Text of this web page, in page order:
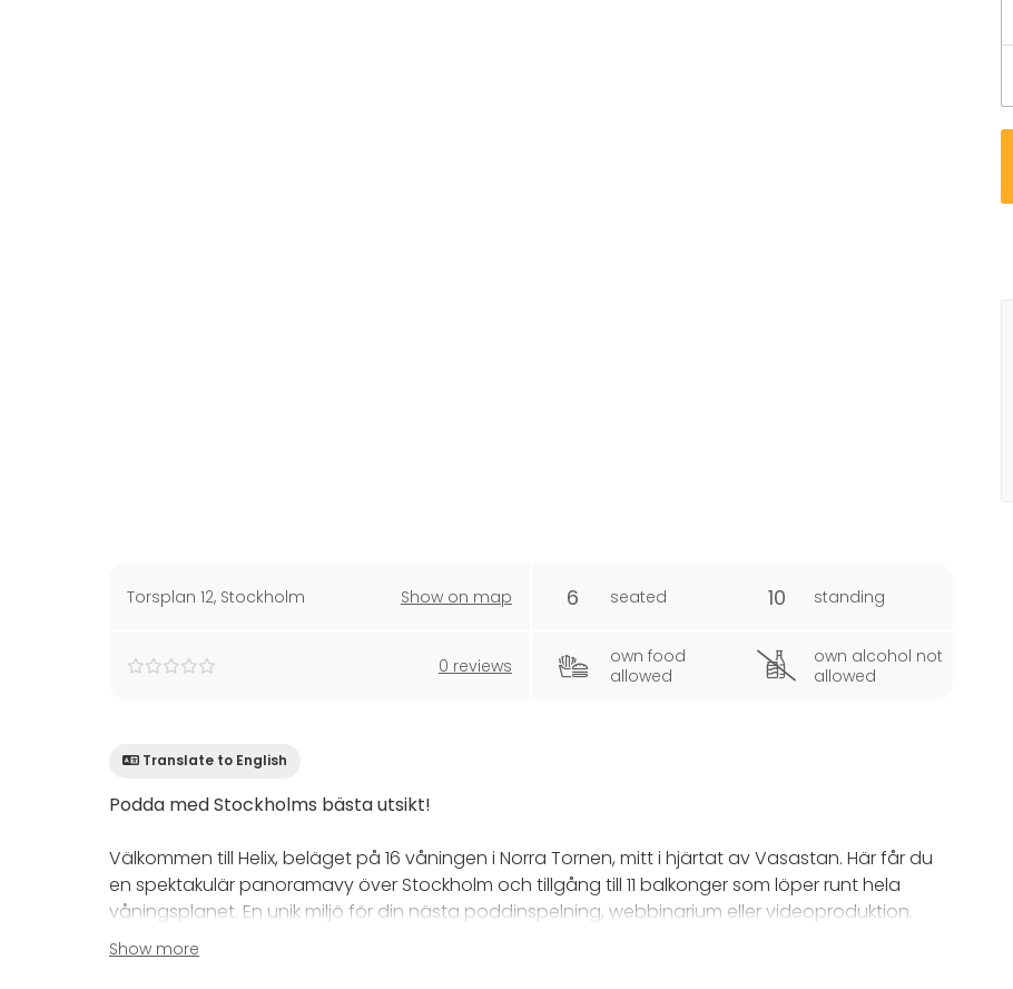
Torsplan 12, Stockholm Show on map
0 reviews
6 seated 10 standing
own food
allowed
own alcohol not
allowed
Translate to English
Podda med Stockholms bästa utsikt!
Välkommen till Helix, beläget på 16 våningen i Norra Tornen, mitt i hjärtat av Vasastan. Här får du
en spektakulär panoramavy över Stockholm och tillgång till 11 balkonger som löper runt hela
våningsplanet. En unik miljö för din nästa poddinspelning, webbinarium eller videoproduktion.
Vår poddstudio är rymlig och fullt utrustad för upp till fyra personer. Här kombineras professionell
Show more